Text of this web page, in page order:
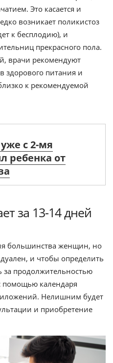
Это касается и
возникает поликистоз
к бесплодию), и
прекрасного пола.
врачи рекомендуют
здорового питания и
к рекомендуемой
с 2-мя
ребенка от
за 13-14 дней
большинства женщин, но
и чтобы определить
за продолжительностью
помощью календаря
Нелишним будет
и приобретение